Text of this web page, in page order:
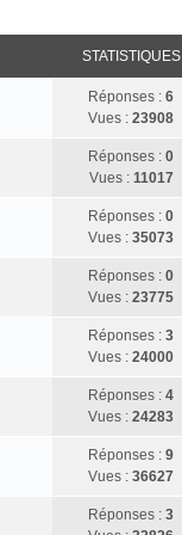
STATISTIQUES
Réponses : 6
Vues : 23908
Réponses : 0
Vues : 11017
Réponses : 0
Vues : 35073
Réponses : 0
Vues : 23775
Réponses : 3
Vues : 24000
Réponses : 4
Vues : 24283
Réponses : 9
Vues : 36627
Réponses : 3